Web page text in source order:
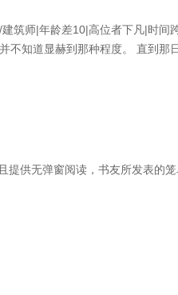
筑师|年龄差10|高位者下凡|时间
知道显赫到那种程度。 直到那
。 他随手滑动ipad页面，看了一
提供无弹窗阅读，书友所发表的